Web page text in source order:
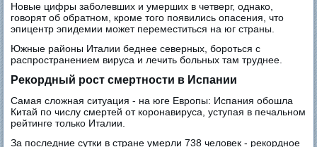
Новые цифры заболевших и умерших в четверг, однако,
говорят об обратном, кроме того появились опасения, что
эпицентр эпидемии может переместиться на юг страны.
Южные районы Италии беднее северных, бороться с
распространением вируса и лечить больных там труднее.
Рекордный рост смертности в Испании
Самая сложная ситуация - на юге Европы: Испания обошла
Китай по числу смертей от коронавируса, уступая в печальном
рейтинге только Италии.
За последние сутки в стране умерли 738 человек - рекордное